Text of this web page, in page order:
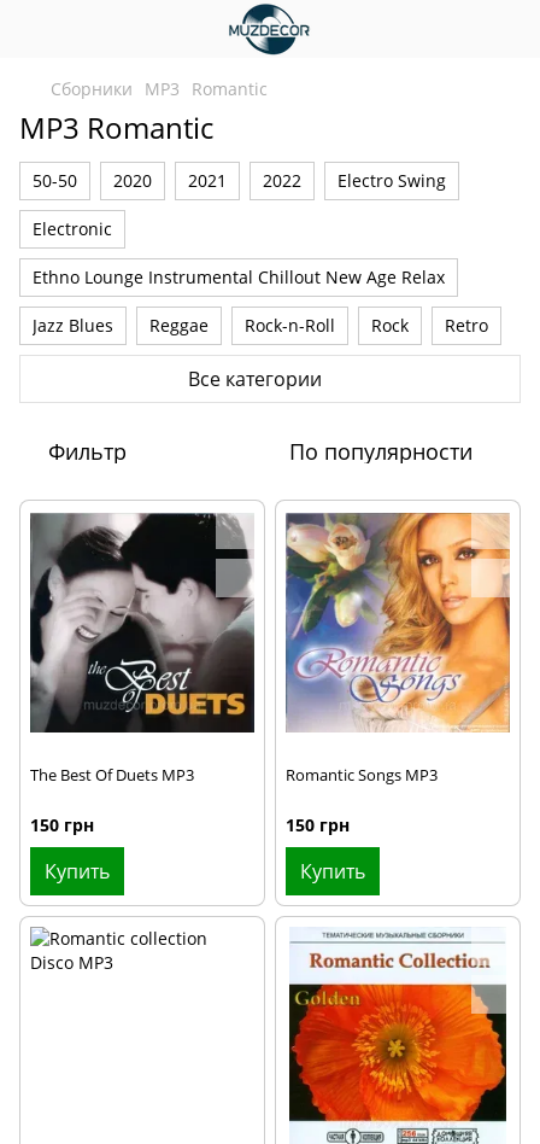
Сборники MP3 Romantic
MP3 Romantic
50-50 2020 2021 2022 Electro Swing
Electronic
Ethno Lounge Instrumental Chillout New Age Relax
Jazz Blues Reggae Rock-n-Roll Rock Retro
VA-OST Барди
Pop
New Age Lounge Chill Out Relax Ethno Folk 2023
2024 2025
Все категории
Фильтр По популярности
The Best Of Duets MP3
150 грн
Купить
Romantic Songs MP3
150 грн
Купить